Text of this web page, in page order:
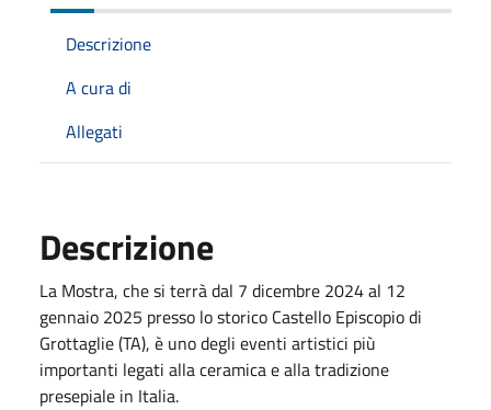
Descrizione
A cura di
Allegati
Descrizione
La Mostra, che si terrà dal 7 dicembre 2024 al 12
gennaio 2025 presso lo storico Castello Episcopio di
Grottaglie (TA), è uno degli eventi artistici più
importanti legati alla ceramica e alla tradizione
presepiale in Italia.